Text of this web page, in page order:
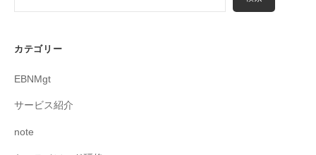
カテゴリー
EBNMgt
サービス紹介
note